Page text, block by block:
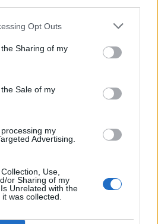
Opt Outs
Sharing of my
Sale of my
my
Advertising.
Use,
or Sharing of my
Unrelated with the
was collected.